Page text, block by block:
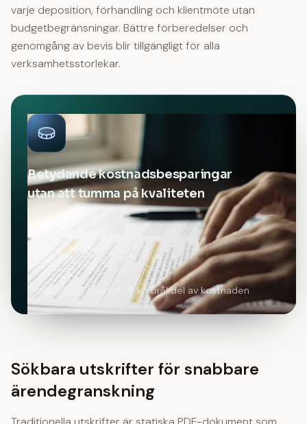
varje deposition, förhandling och klientmöte utan
budgetbegränsningar. Bättre förberedelser och
genomgång av bevis blir tillgängligt för alla
verksamhetsstorlekar.
Betydande kostnadsbesparingar
utan att tumma på kvaliteten
Professionell kvalitet till en bråkdel av kostnaden
Sökbara utskrifter för snabbare
ärendegranskning